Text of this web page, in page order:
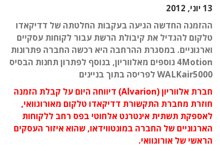
13 יוני, 2012
ההזמנה החדשה הגיעה בעקבות החלטתה של דדיקאדו
טלקום להגדיל את קיבולת הרשת עבור לקוחות עסקיים
וארגוניים. במסגרת ההרחבה היא רכשה החברה פתרונות
4Motion נוספים מאלווריון, בנוסף לפתרון תחנות הבסיס
WALKair5000 לפריסה בתוך בניינים
חברת אלווריון (Alvarion) דיווחה היום על קבלת הזמנה
חוזרת מחברת התקשורת דדיקאדו טלקום מאורוגוואי,
לאספקת תשתית אינטרנט אלחוטי בפס רחב ללקוחות
הארגוניים של החברה במונטווידאו, שהוא איזור העסקים
הראשי של אורוגוואי.